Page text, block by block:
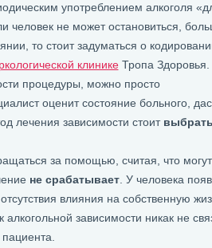
употреблением алкоголя
человек не может остановиться,
то стоит задуматься о
клиникеТропа Здоровья.
процедуры, можно просто
оценит состояние больного,
лечения зависимости стоит выбрать
за помощью, считая, что
не срабатывает. У человека
влияния на собственную
зависимости никак не